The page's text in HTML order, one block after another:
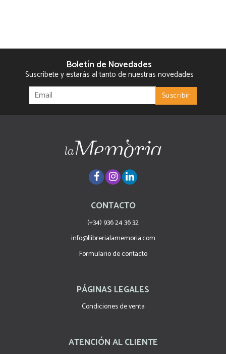
Boletín de Novedades
Suscríbete y estarás al tanto de nuestras novedades
CONTACTO
(+34) 936 24 36 32
info@llibrerialamemoria.com
Formulario de contacto
PÁGINAS LEGALES
Condiciones de venta
ATENCIÓN AL CLIENTE